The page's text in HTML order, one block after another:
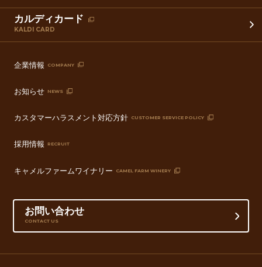
カルディカード
KALDI CARD
企業情報 COMPANY
お知らせ NEWS
カスタマーハラスメント対応方針 CUSTOMER SERVICE POLICY
採用情報 RECRUIT
キャメルファームワイナリー CAMEL FARM WINERY
お問い合わせ
CONTACT US